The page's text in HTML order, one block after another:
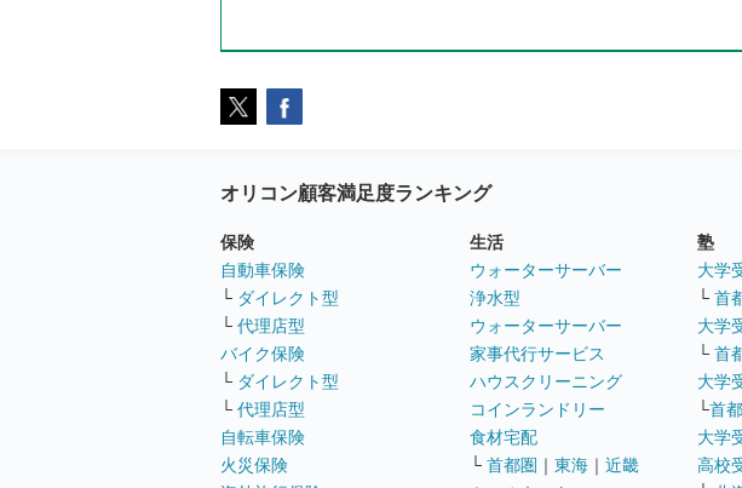
オリコン顧客満足度ランキング
保険
自動車保険
└ ダイレクト型
└ 代理店型
バイク保険
└ ダイレクト型
└ 代理店型
自転車保険
火災保険
生活
ウォーターサーバー
浄水型
ウォーターサーバー
家事代行サービス
ハウスクリーニング
コインランドリー
食材宅配
└ 首都圏 ｜ 東海 ｜ 近畿
塾
大学
└ 首
大学
└ 首
大学
└首
大学
高校